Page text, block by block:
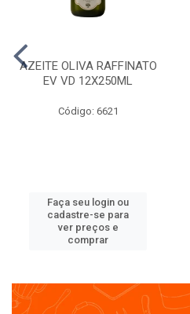
AZEITE OLIVA RAFFINATO
EV VD 12X250ML
Código: 6621
Faça seu login ou
cadastre-se para
ver preços e
comprar